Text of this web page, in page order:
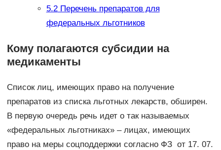
5.2Перечень препаратов для
федеральных льготников
Кому полагаются субсидии на
медикаменты
Список лиц, имеющих право на получение
препаратов из списка льготных лекарств, обширен.
В первую очередь речь идет о так называемых
«федеральных льготниках» – лицах, имеющих
право на меры соцподдержки согласно ФЗ от 17. 07.